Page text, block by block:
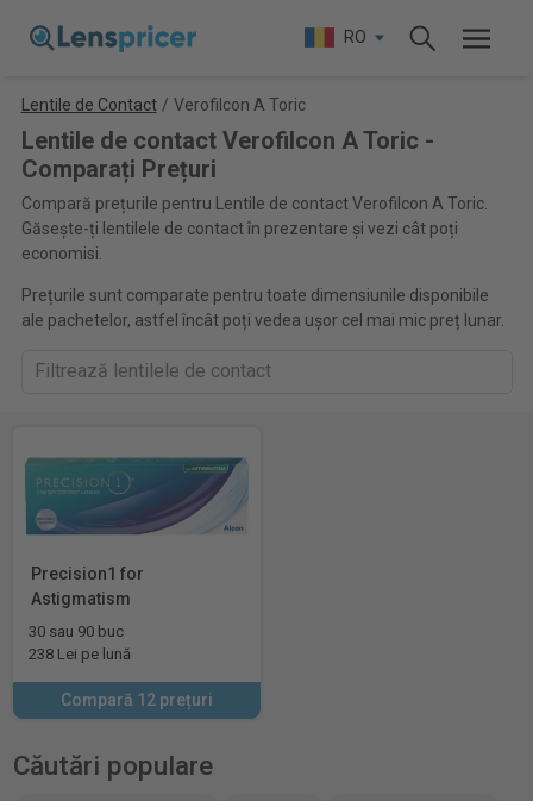
RO
Lentile de Contact / Verofilcon A Toric
Lentile de contact Verofilcon A Toric -
Comparați Prețuri
Compară prețurile pentru Lentile de contact Verofilcon A Toric.
Găsește-ți lentilele de contact în prezentare și vezi cât poți
economisi.
Prețurile sunt comparate pentru toate dimensiunile disponibile
ale pachetelor, astfel încât poți vedea ușor cel mai mic preț lunar.
Precision1 for
Astigmatism
30 sau 90 buc
238 Lei pe lună
Compară 12 prețuri
Căutări populare